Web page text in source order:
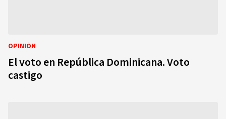
OPINIÓN
El voto en República Dominicana. Voto
castigo